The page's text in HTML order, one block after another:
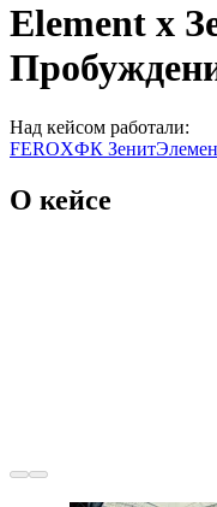
Element x
Над кейсом работали:
FEROXФК Зенит
О кейсе